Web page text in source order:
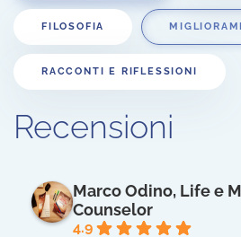
FILOSOFIA
RACCONTI E RIFLESSIONI
Recensioni
Marco Odino, Life e
Counselor
4.9